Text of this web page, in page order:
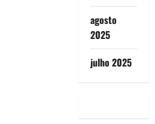
agosto
2025
julho 2025